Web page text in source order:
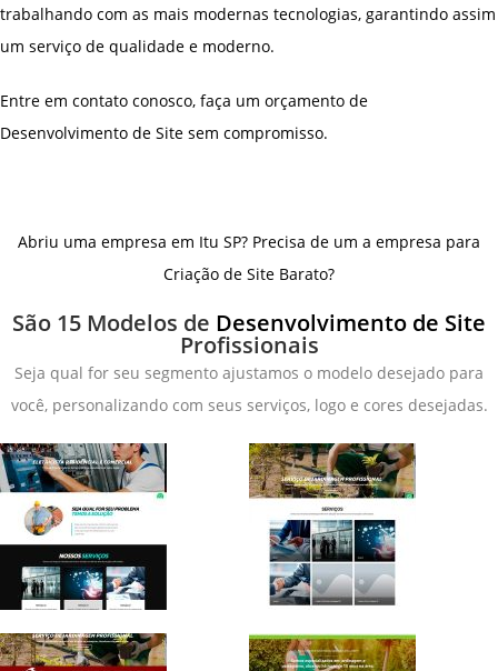
trabalhando com as mais modernas tecnologias, garantindo assim
um serviço de qualidade e moderno.
Entre em contato conosco, faça um orçamento de
Desenvolvimento de Site sem compromisso.
Abriu uma empresa em Itu SP? Precisa de um a empresa para
Criação de Site Barato?
São 15 Modelos de Desenvolvimento de Site
Profissionais
Seja qual for seu segmento ajustamos o modelo desejado para
você, personalizando com seus serviços, logo e cores desejadas.